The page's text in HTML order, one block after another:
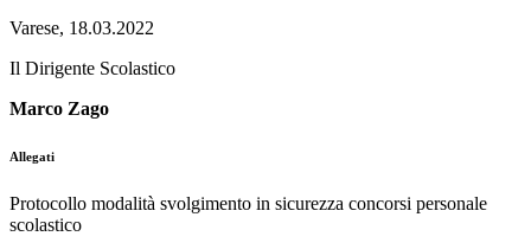
Varese, 18.03.2022
Il Dirigente Scolastico
Marco Zago
Allegati
Protocollo modalità svolgimento in sicurezza concorsi personale
scolastico